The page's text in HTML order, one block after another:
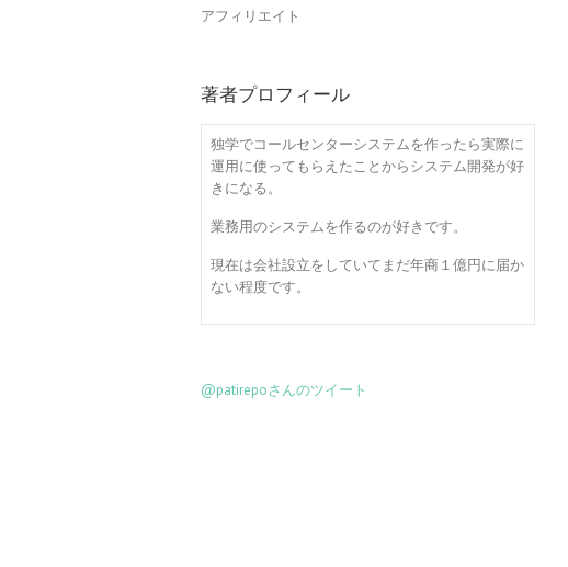
アフィリエイト
著者プロフィール
独学でコールセンターシステムを作ったら実際に
運用に使ってもらえたことからシステム開発が好
きになる。
業務用のシステムを作るのが好きです。
現在は会社設立をしていてまだ年商１億円に届か
ない程度です。
@patirepoさんのツイート